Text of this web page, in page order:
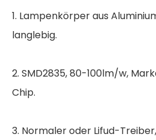
1. Lampenkörper aus
langlebig.
2. SMD2835, 80-100lm/w,
Chip.
3. Normaler oder Lifud-